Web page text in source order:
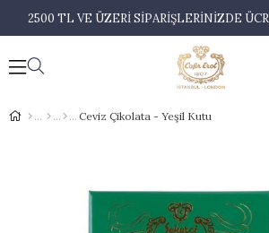
2500 TL VE ÜZERİ SİPARİŞLERİNİZDE
Ceviz Çikolata - Yeşil Kutu